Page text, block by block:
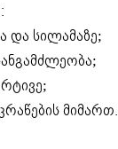
და სილამაზე;
მიმართ.